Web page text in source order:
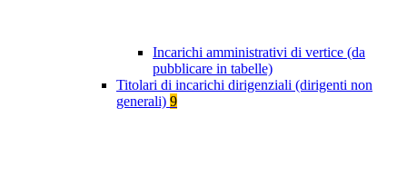
Incarichi amministrativi di vertice (da
pubblicare in tabelle)
Titolari di incarichi dirigenziali (dirigenti non
generali) 9